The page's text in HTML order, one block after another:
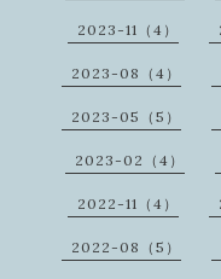
2023-11（4）
2023-08（4）
2023-05（5）
2023-02（4）
2022-11（4）
2022-08（5）